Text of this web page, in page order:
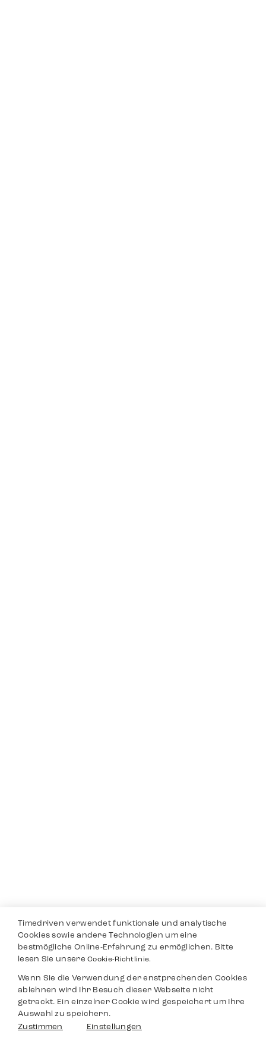
Timedriven verwendet funktionale und analytische
Cookies sowie andere Technologien um eine
bestmögliche Online-Erfahrung zu ermöglichen. Bitte
lesen Sie unsereCookie-Richtlinie.
Wenn Sie die Verwendung der enstprechenden Cookies
ablehnen wird Ihr Besuch dieser Webseite nicht
getrackt. Ein einzelner Cookie wird gespeichert um Ihre
Auswahl zu speichern.
Zustimmen
Einstellungen